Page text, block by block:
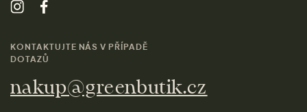
KONTAKTUJTE NÁS V PŘÍPADĚ
DOTAZŮ
nakup@greenbutik.cz